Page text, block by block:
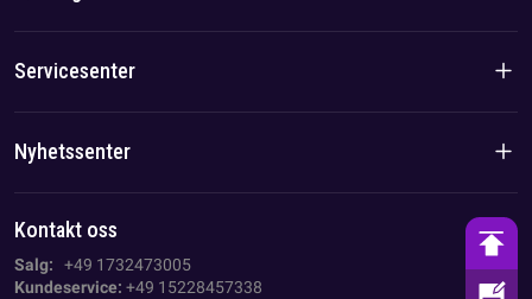
Løsning
Servicesenter
Personvernerklæring
AGB
Nyhetssenter
Nyheter fra selskapet
Bransjenyheter
Kontakt oss
Salg:
+49 1732473005
Kundeservice: +49 15228457338